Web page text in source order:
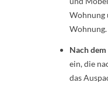
Wohnung
Wohnung.
Nach
ein, die
das